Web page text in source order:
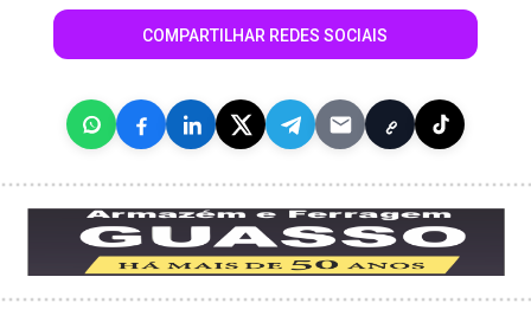
COMPARTILHAR REDES SOCIAIS